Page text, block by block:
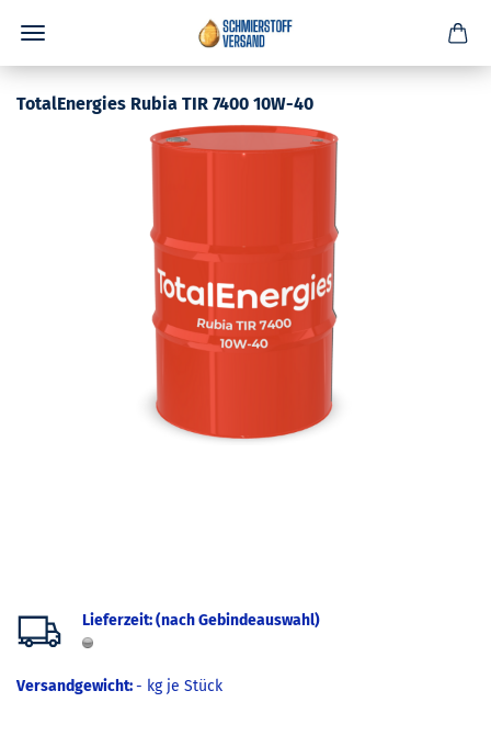
TotalEnergies Rubia TIR 7400 10W-40
Lieferzeit: (nach Gebindeauswahl)
Versandgewicht:- kg je Stück